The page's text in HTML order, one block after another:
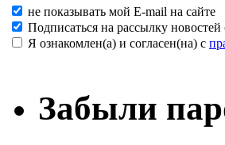
не показывать мой E-mail на сайте
Подписаться на рассылку новостей
Я ознакомлен(а) и согласен(на) с
Забыли